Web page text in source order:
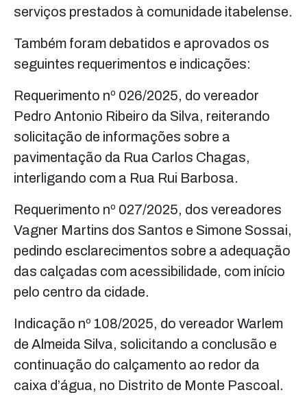
serviços prestados à comunidade itabelense.
Também foram debatidos e aprovados os
seguintes requerimentos e indicações:
Requerimento nº 026/2025, do vereador
Pedro Antonio Ribeiro da Silva, reiterando
solicitação de informações sobre a
pavimentação da Rua Carlos Chagas,
interligando com a Rua Rui Barbosa.
Requerimento nº 027/2025, dos vereadores
Vagner Martins dos Santos e Simone Sossai,
pedindo esclarecimentos sobre a adequação
das calçadas com acessibilidade, com início
pelo centro da cidade.
Indicação nº 108/2025, do vereador Warlem
de Almeida Silva, solicitando a conclusão e
continuação do calçamento ao redor da
caixa d’água, no Distrito de Monte Pascoal.